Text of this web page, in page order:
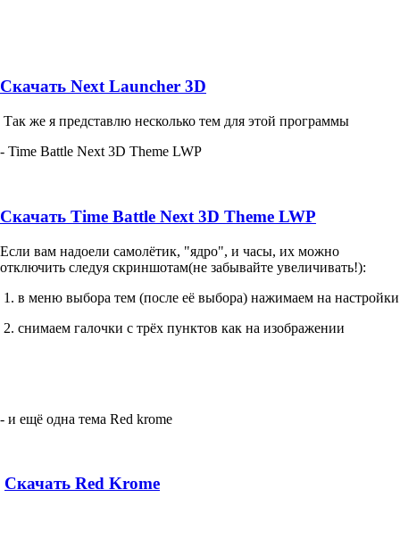
Скачать Next Launcher 3D
Так же я представлю несколько тем для этой программы
- Time Battle Next 3D Theme LWP
Скачать Time Battle Next 3D Theme LWP
Если вам надоели самолётик, "ядро", и часы, их можно
отключить следуя скриншотам(не забывайте увеличивать!):
1. в меню выбора тем (после её выбора) нажимаем на настройки
2. снимаем галочки с трёх пунктов как на изображении
- и ещё одна тема Red krome
Скачать Red Krome